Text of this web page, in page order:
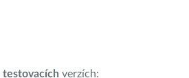
testovacích verzích: